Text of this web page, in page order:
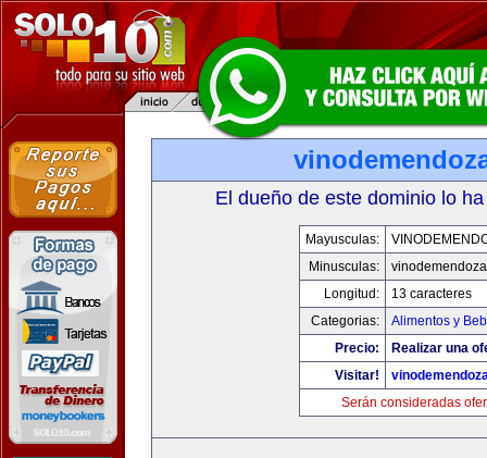
El dueño de este dominio lo
Mayusculas:
Minusculas:
Longitud:
13 caracteres
Categorias:
Alimentos y
Precio:
Realizar una
Visitar!
Serán consideradas